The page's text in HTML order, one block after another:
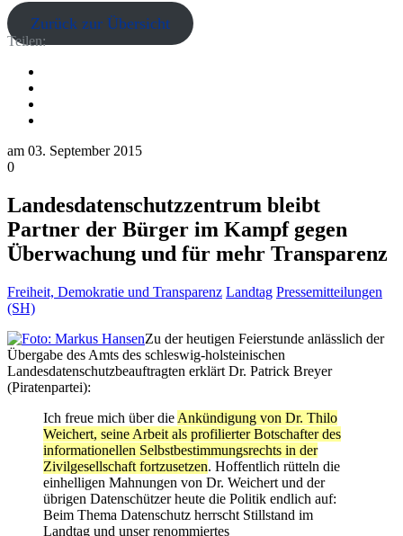
Zurück zur Übersicht
Teilen:
am 03. September 2015
0
Landesdatenschutzzentrum bleibt
Partner der Bürger im Kampf gegen
Überwachung und für mehr Transparenz
Freiheit, Demokratie und Transparenz Landtag Pressemitteilungen
(SH)
Zu der heutigen Feierstunde anlässlich der
Übergabe des Amts des schleswig-holsteinischen
Landesdatenschutzbeauftragten erklärt Dr. Patrick Breyer
(Piratenpartei):
Ich freue mich über die Ankündigung von Dr. Thilo
Weichert, seine Arbeit als profilierter Botschafter des
informationellen Selbstbestimmungsrechts in der
Zivilgesellschaft fortzusetzen. Hoffentlich rütteln die
einhelligen Mahnungen von Dr. Weichert und der
übrigen Datenschützer heute die Politik endlich auf:
Beim Thema Datenschutz herrscht Stillstand im
Landtag und unser renommiertes